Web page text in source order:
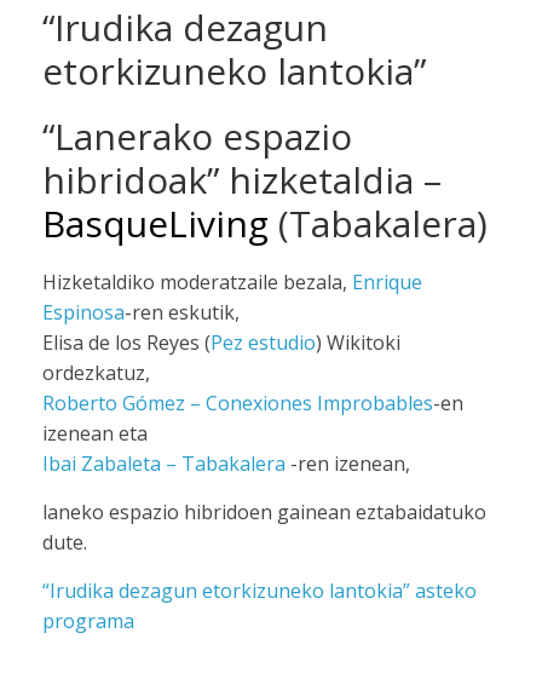
“Irudika dezagun
etorkizuneko lantokia”
“Lanerako espazio
hibridoak” hizketaldia –
BasqueLiving (Tabakalera)
Hizketaldiko moderatzaile bezala, Enrique
Espinosa-ren eskutik,
Elisa de los Reyes (Pez estudio) Wikitoki
ordezkatuz,
Roberto Gómez – Conexiones Improbables-en
izenean eta
Ibai Zabaleta – Tabakalera -ren izenean,
laneko espazio hibridoen gainean eztabaidatuko
dute.
“Irudika dezagun etorkizuneko lantokia” asteko
programa